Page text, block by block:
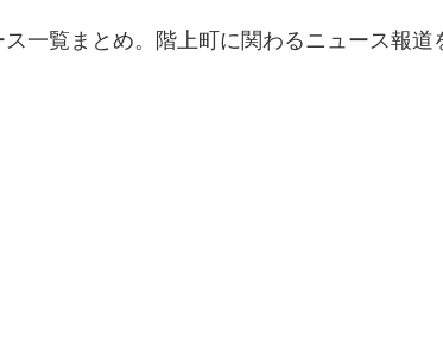
一覧まとめ。階上町に関わるニュース報道